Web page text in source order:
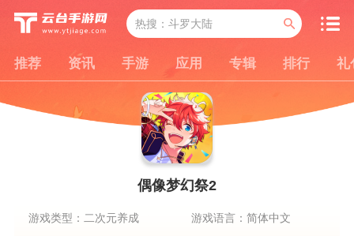
推荐 资讯 手游 应用 专辑 排行 礼
偶像梦幻祭2
游戏类型：二次元养成 游戏语言：简体中文